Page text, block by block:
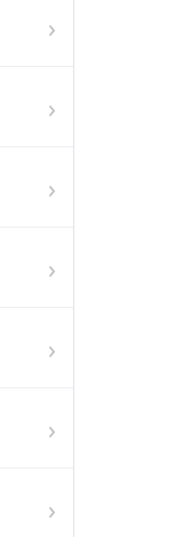
›
›
›
›
›
›
›